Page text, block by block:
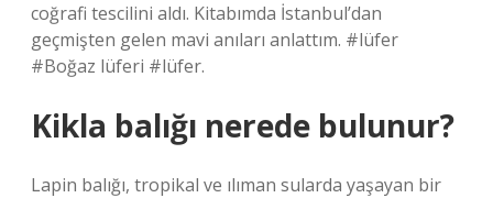
coğrafi tescilini aldı. Kitabımda İstanbul’dan
geçmişten gelen mavi anıları anlattım. #lüfer
#Boğaz lüferi #lüfer.
Kikla balığı nerede bulunur?
Lapin balığı, tropikal ve ılıman sularda yaşayan bir